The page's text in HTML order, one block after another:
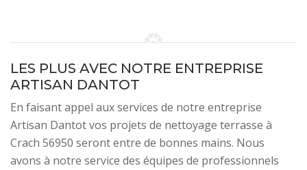
LES PLUS AVEC NOTRE ENTREPRISE
ARTISAN DANTOT
En faisant appel aux services de notre entreprise
Artisan Dantot vos projets de nettoyage terrasse à
Crach 56950 seront entre de bonnes mains. Nous
avons à notre service des équipes de professionnels